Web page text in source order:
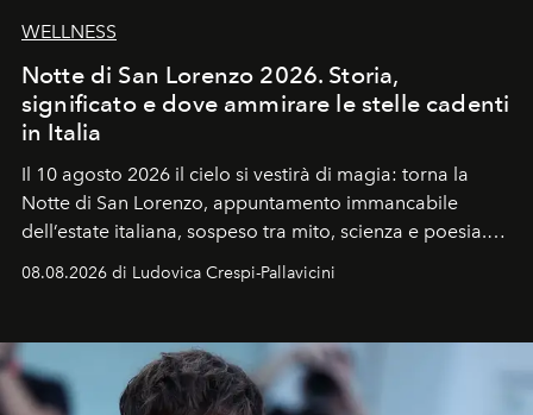
WELLNESS
Notte di San Lorenzo 2026. Storia,
significato e dove ammirare le stelle cadenti
in Italia
Il 10 agosto 2026 il cielo si vestirà di magia: torna la
Notte di San Lorenzo, appuntamento immancabile
dell’estate italiana, sospeso tra mito, scienza e poesia.
Sarà il momento in cui gli occhi si alzano verso la volta
celeste per seguire il passaggio delle
all’universo i desideri più segreti
08.08.2026 di Ludovica Crespi-Pallavicini